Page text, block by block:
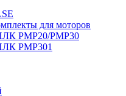
для моторов
PMP20/PMP30
PMP301